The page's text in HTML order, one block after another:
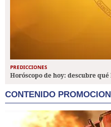
PREDICCIONES
Horóscopo de hoy: descubre
CONTENIDO